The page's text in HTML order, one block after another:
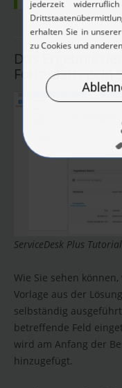
Das Ergebnis
Formularregeln
ServiceDesk Plus
Wie Sie sehen
Vorlage aus der
selbständig
betreffende Feld
wird am Anfang der
hinzugefügt.